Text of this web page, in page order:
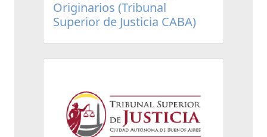
Originarios (Tribunal
Superior de Justicia CABA)